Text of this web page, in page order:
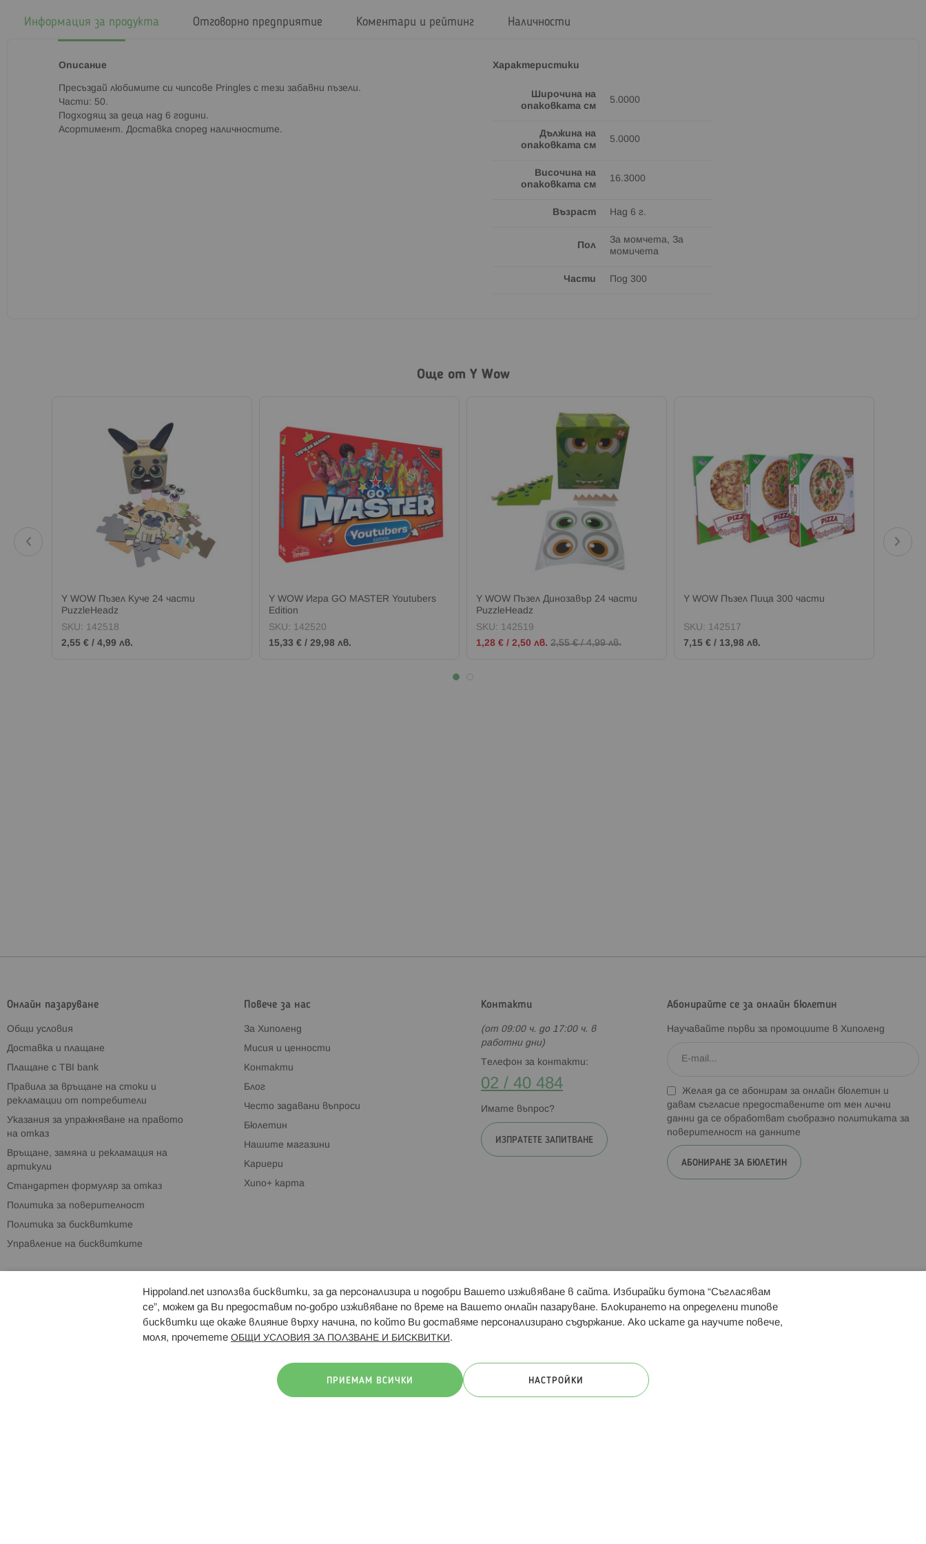
Информация за продукта
Описание
Пресъздай любимите си чипсове Pringles с тези забавни пъзели.
Части: 50.
Подходящ за деца над 6 години.
Асортимент. Доставка според наличностите.
Характеристики
Широчина на
опаковката см
5.0000
Дължина на
опаковката см
5.0000
Височина на
опаковката см
16.3000
Възраст Над 6 г.
Пол
За момчета, За
момичета
Части Под 300
Отговорно предприятие Коментари и рейтинг Наличности
Още от Y Wow
Y WOW Пъзел Куче 24 части
PuzzleHeadz
SKU: 142518
2,55 € / 4,99 лв.
Y WOW Игра GO MASTER Youtubers
Edition
SKU: 142520
15,33 € / 29,98 лв.
Y WOW Пъзел Динозавър 24 части
PuzzleHeadz
SKU: 142519
Промо
цена
1,28 € / 2,50 лв. 2,55 €/4,99 лв.
Y WOW Пъзел Пица 300 части
SKU: 142517
7,15 € / 13,98 лв.
Онлайн пазаруване
Общи условия
Доставка и плащане
Плащане с TBI bank
Правила за връщане на стоки и
рекламации от потребители
Указания за упражняване на правото
на отказ
Връщане, замяна и рекламация на
артикули
Стандартен формуляр за отказ
Политика за поверителност
Политика за бисквитките
Управление на бисквитките
Повече за нас
За Хиполенд
Мисия и ценности
Контакти
Блог
Често задавани въпроси
Бюлетин
Нашите магазини
Кариери
Хипо+ карта
Контакти
(от 09:00 ч. до 17:00 ч. в
работни дни)
Телефон за контакти:
02 / 40 484
Имате въпрос?
ИЗПРАТЕТЕ ЗАПИТВАНЕ
Абонирайте се за онлайн бюлетин
Научавайте първи за промоциите в Хиполенд
Желая да се абонирам за онлайн бюлетин и
давам съгласие предоставените от мен лични
данни да се обработват съобразно политиката за
поверителност на данните
АБОНИРАНЕ ЗА БЮЛЕТИН
Брошури Магазини Свързани сайтове: Hippoland.ro Последвайте ни:
Hippoland.net използва бисквитки, за да персонализира и подобри Вашето изживяване в сайта. Избирайки бутона “Съгласявам
се”, можем да Ви предоставим по-добро изживяване по време на Вашето онлайн пазаруване. Блокирането на определени типове
бисквитки ще окаже влияние върху начина, по който Ви доставяме персонализирано съдържание. Ако искате да научите повече,
моля, прочетете ОБЩИ УСЛОВИЯ ЗА ПОЛЗВАНЕ И БИСКВИТКИ .
ПРИЕМАМ ВСИЧКИ НАСТРОЙКИ